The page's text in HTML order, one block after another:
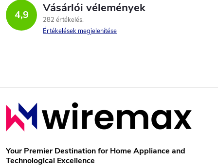
4,9 Vásárlói vélemények
282 értékelés
Értékelések megjelenítése
L
á
bYour Premier Destination for Home Appliance and
Technological Excellence